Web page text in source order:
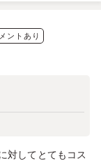
ントあり
対してとてもコス